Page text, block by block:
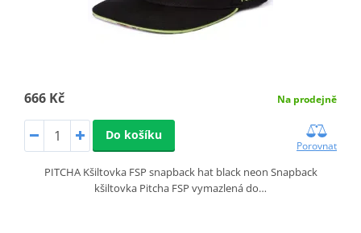
666 Kč Na prodejně
Do košíku
Porovnat
PITCHA Kšiltovka FSP snapback hat black neon Snapback
kšiltovka Pitcha FSP vymazlená do…